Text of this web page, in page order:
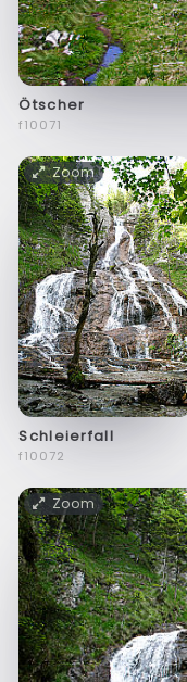
Ötscher
f10071
Zoom
Schleierfall
f10072
Zoom